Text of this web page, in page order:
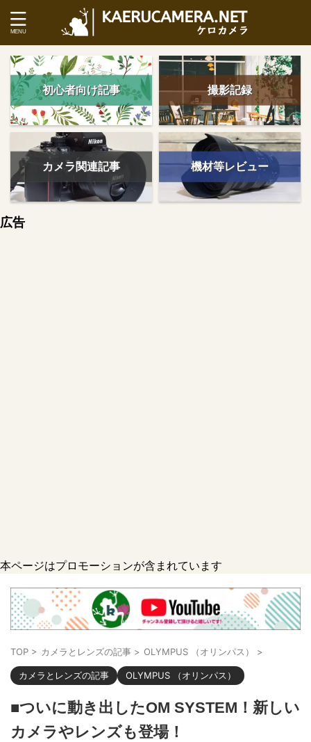
初心者向け記事 撮影記録
カメラ関連記事 機材等レビュー
広告
本ページはプロモーションが含まれています
TOP > カメラとレンズの記事 > OLYMPUS （オリンパス） >
カメラとレンズの記事 OLYMPUS （オリンパス）
■ついに動き出したOM SYSTEM！新しい
カメラやレンズも登場！